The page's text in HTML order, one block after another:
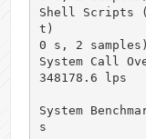
Shell Scripts
t)
0 s, 2 samples)
System Call
348178.6 lps
System
s